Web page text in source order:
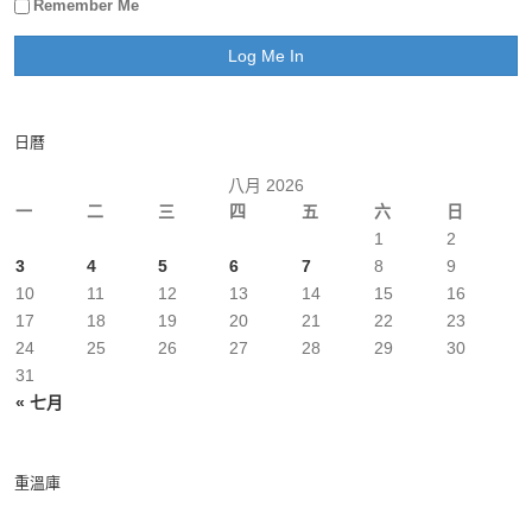
Remember Me
日曆
八月 2026
一
二 三 四 五 六 日
« 七月
1
2
3
4 5 6 7 8
9
10
11 12 13 14 15
16
17
18 19 20 21 22
23
24
25 26 27 28 29
30
31
重溫庫